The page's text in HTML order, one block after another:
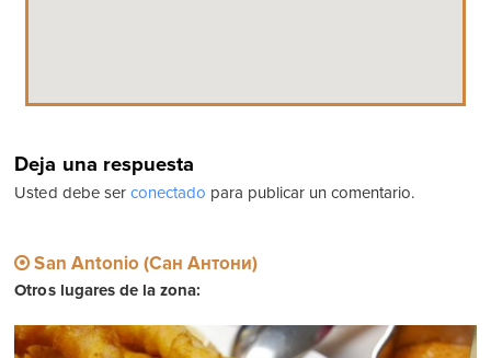
Deja una respuesta
Usted debe ser conectado para publicar un comentario.
San Antonio (Сан Антони)
Otros lugares de la zona: